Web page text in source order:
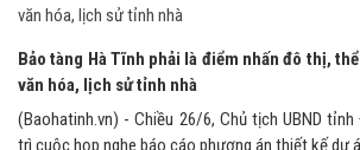
Bảo tàng Hà Tĩnh phải là điểm nhấn đô thị,
văn hóa, lịch sử tỉnh nhà
(Baohatinh.vn) - Chiều 26/6, Chủ tịch UBND
trì cuộc họp nghe báo cáo phương án thiết kế dự